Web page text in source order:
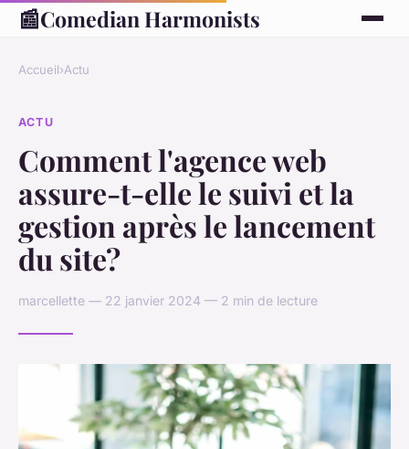
📰Comedian Harmonists
Accueil›Actu
ACTU
Comment l'agence web
assure-t-elle le suivi et la
gestion après le lancement
du site?
marcellette — 22 janvier 2024 — 2 min de lecture